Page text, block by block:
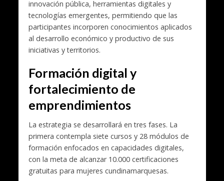
innovación pública, herramientas digitales y
tecnologías emergentes, permitiendo que las
participantes incorporen conocimientos aplicados
al desarrollo económico y productivo de sus
iniciativas y territorios.
Formación digital y
fortalecimiento de
emprendimientos
La estrategia se desarrollará en tres fases. La
primera contempla siete cursos y 28 módulos de
formación enfocados en capacidades digitales,
con la meta de alcanzar 10.000 certificaciones
gratuitas para mujeres cundinamarquesas.